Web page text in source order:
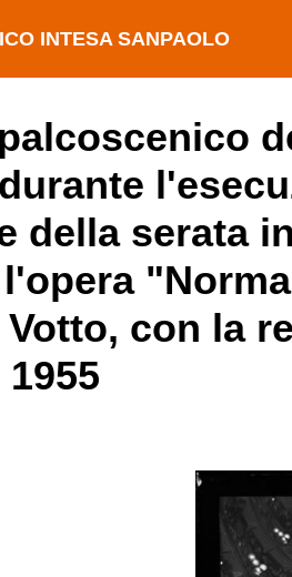
INTESA SANPAOLO
della serata
l'opera
con la